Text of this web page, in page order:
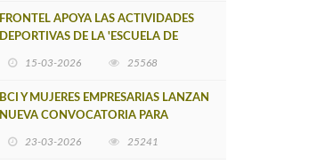
FRONTEL APOYA LAS ACTIVIDADES
DEPORTIVAS DE LA 'ESCUELA DE
15-03-2026 25568
BCI Y MUJERES EMPRESARIAS LANZAN
NUEVA CONVOCATORIA PARA
23-03-2026 25241